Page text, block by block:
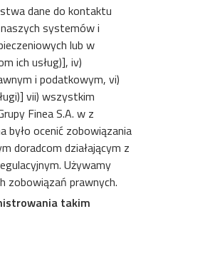
dane do kontaktu
systemów i
lub w
ich usług)], iv)
i podatkowym, vi)
vii) wszystkim
Finea S.A. w z
było ocenić zobowiązania
doradcom działającym z
Używamy
zobowiązań prawnych.
takim